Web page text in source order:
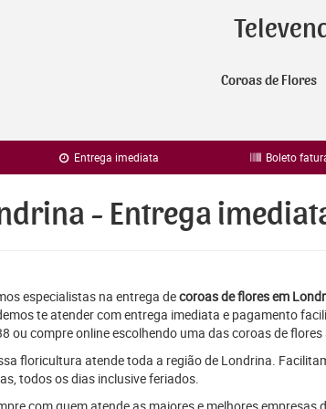
Coroas de Flores
Entrega imediata Boleto
- Entrega
especialistas na entrega decoroas de flores em
te atender com entrega imediata e pagamento
ou compre online escolhendo uma das coroas de
floricultura atende toda a região de Londrina.
todos os dias inclusive feriados.